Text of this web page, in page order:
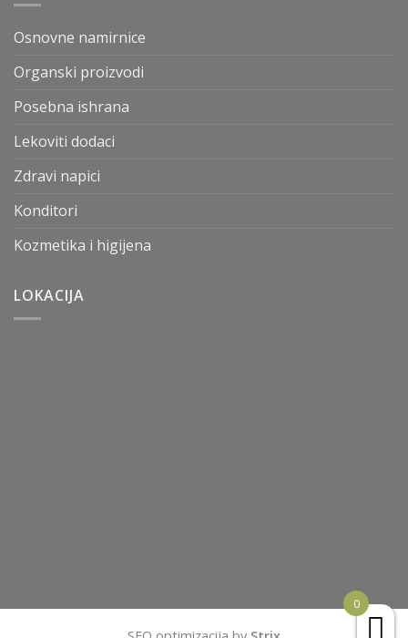
Osnovne namirnice
Organski proizvodi
Posebna ishrana
Lekoviti dodaci
Zdravi napici
Konditori
Kozmetika i higijena
LOKACIJA
0